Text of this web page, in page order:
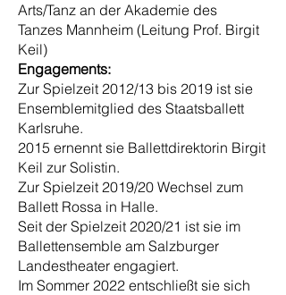
Arts/Tanz an der Akademie des
Tanzes Mannheim (Leitung Prof. Birgit
Keil)
Engagements:
Zur Spielzeit 2012/13 bis 2019 ist sie
Ensemblemitglied des Staatsballett
Karlsruhe.
2015 ernennt sie Ballettdirektorin Birgit
Keil zur Solistin.
Zur Spielzeit 2019/20 Wechsel zum
Ballett Rossa in Halle.
Seit der Spielzeit 2020/21 ist sie im
Ballettensemble am Salzburger
Landestheater engagiert.
Im Sommer 2022 entschließt sie sich